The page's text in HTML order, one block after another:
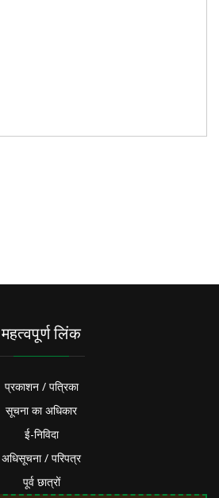
महत्वपूर्ण लिंक
प्रकाशन / पत्रिका
सूचना का अधिकार
ई-निविदा
अधिसूचना / परिपत्र
पूर्व छात्रों